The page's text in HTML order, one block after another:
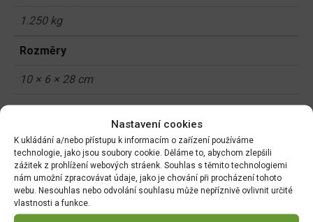
Nastavení cookies
K ukládání a/nebo přístupu k informacím o zařízení používáme
technologie, jako jsou soubory cookie. Děláme to, abychom zlepšili
zážitek z prohlížení webových stráenk. Souhlas s těmito technologiemi
nám umožní zpracovávat údaje, jako je chování při procházení tohoto
webu. Nesouhlas nebo odvolání souhlasu může nepříznivě ovlivnit určité
vlastnosti a funkce.
1.250 kg
Rozměry
10 × 6 × 28 cm
Související produkty:
Ekolist Vápník 250ml
DO KOŠÍKU
169.00Kč
NATURA Kapalné hnojivo
na vyvýšené záhony 1l